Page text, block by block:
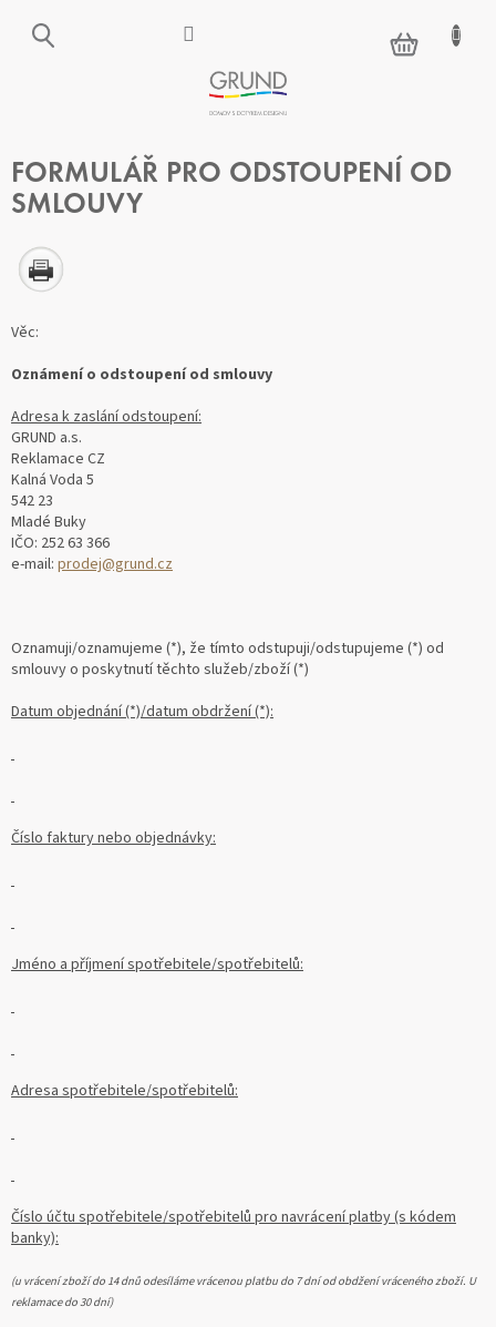
NÁKUPNÍ
KOŠÍK
FORMULÁŘ PRO ODSTOUPENÍ OD
SMLOUVY
Věc:
Oznámení o odstoupení od smlouvy
Adresa k zaslání odstoupení:
GRUND a.s.
Reklamace CZ
Kalná Voda 5
542 23
Mladé Buky
IČO: 252 63 366
e-mail: prodej@grund.cz
Oznamuji/oznamujeme (*), že tímto odstupuji/odstupujeme (*) od
smlouvy o poskytnutí těchto služeb/zboží (*)
Datum objednání (*)/datum obdržení (*):
Číslo faktury nebo objednávky:
Jméno a příjmení spotřebitele/spotřebitelů:
Adresa spotřebitele/spotřebitelů:
Číslo účtu spotřebitele/spotřebitelů pro navrácení platby (s kódem
banky):
(u vrácení zboží do 14 dnů odesíláme vrácenou platbu do 7 dní od obdžení vráceného zboží. U
reklamace do 30 dní)